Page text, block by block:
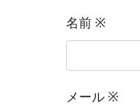
名前 ※
メール ※